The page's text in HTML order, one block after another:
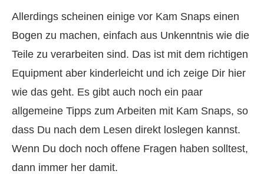
Allerdings scheinen einige vor Kam Snaps einen
Bogen zu machen, einfach aus Unkenntnis wie die
Teile zu verarbeiten sind. Das ist mit dem richtigen
Equipment aber kinderleicht und ich zeige Dir hier
wie das geht. Es gibt auch noch ein paar
allgemeine Tipps zum Arbeiten mit Kam Snaps, so
dass Du nach dem Lesen direkt loslegen kannst.
Wenn Du doch noch offene Fragen haben solltest,
dann immer her damit.